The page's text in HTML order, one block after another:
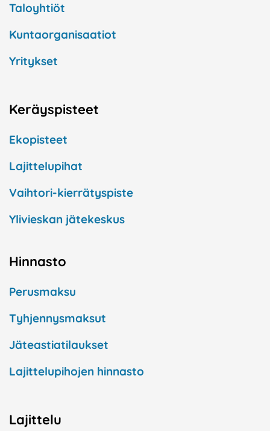
Taloyhtiöt
Kuntaorganisaatiot
Yritykset
Keräyspisteet
Ekopisteet
Lajittelupihat
Vaihtori-kierrätyspiste
Ylivieskan jätekeskus
Hinnasto
Perusmaksu
Tyhjennysmaksut
Jäteastiatilaukset
Lajittelupihojen hinnasto
Lajittelu